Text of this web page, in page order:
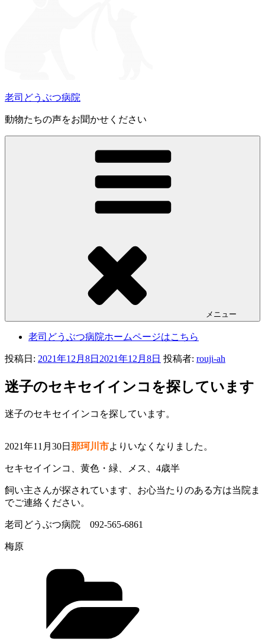
老司どうぶつ病院
動物たちの声をお聞かせください
メニュー
老司どうぶつ病院ホームページはこちら
投稿日: 2021年12月8日 2021年12月8日 投稿者: rouji-ah
迷子のセキセイインコを探しています
迷子のセキセイインコを探しています。
2021年11月30日 那珂川市よりいなくなりました。
セキセイインコ、黄色・緑、メス、4歳半
飼い主さんが探されています、お心当たりのある方は当院ま
でご連絡ください。
老司どうぶつ病院 092-565-6861
梅原